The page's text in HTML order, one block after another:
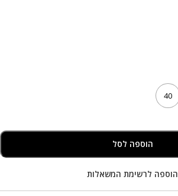
40
הוספה לסל
הוספה לרשימת המשאלות